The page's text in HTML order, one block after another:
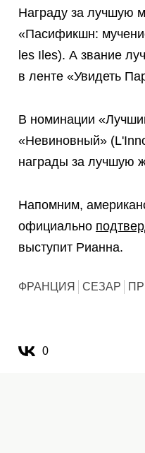
Награду за лучшую
«Пасификшн:
les Iles). А звание
в ленте «Увидеть
В номинации
«Невиновный»
награды за лучшую
Напомним,
официально
выступит Рианна.
ФРАНЦИЯ СЕЗАР
0